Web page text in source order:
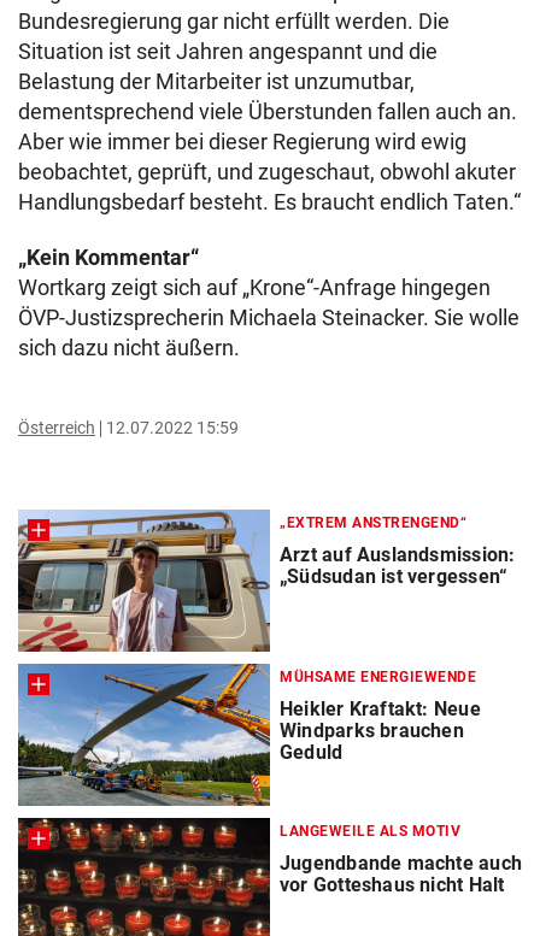
Bundesregierung gar nicht erfüllt werden. Die
Situation ist seit Jahren angespannt und die
Belastung der Mitarbeiter ist unzumutbar,
dementsprechend viele Überstunden fallen auch an.
Aber wie immer bei dieser Regierung wird ewig
beobachtet, geprüft, und zugeschaut, obwohl akuter
Handlungsbedarf besteht. Es braucht endlich Taten.“
„Kein Kommentar“
Wortkarg zeigt sich auf „Krone“-Anfrage hingegen
ÖVP-Justizsprecherin Michaela Steinacker. Sie wolle
sich dazu nicht äußern.
Österreich 12.07.2022 15:59
„EXTREM ANSTRENGEND“
Arzt auf Auslandsmission:
„Südsudan ist vergessen“
MÜHSAME ENERGIEWENDE
Heikler Kraftakt: Neue
Windparks brauchen
Geduld
LANGEWEILE ALS MOTIV
Jugendbande machte auch
vor Gotteshaus nicht Halt